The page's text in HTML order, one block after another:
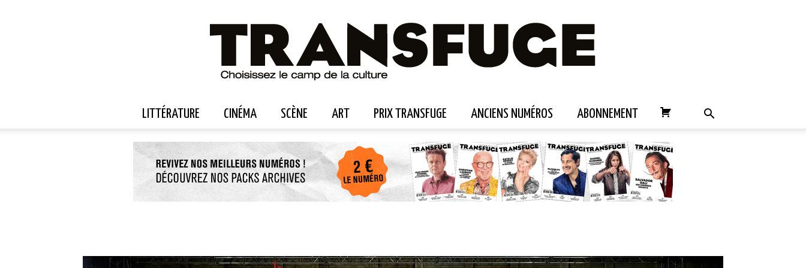
LITTÉRATURE CINÉMA SCÈNE ART PRIX TRANSFUGE ANCIENS NUMÉROS ABONNEMENT